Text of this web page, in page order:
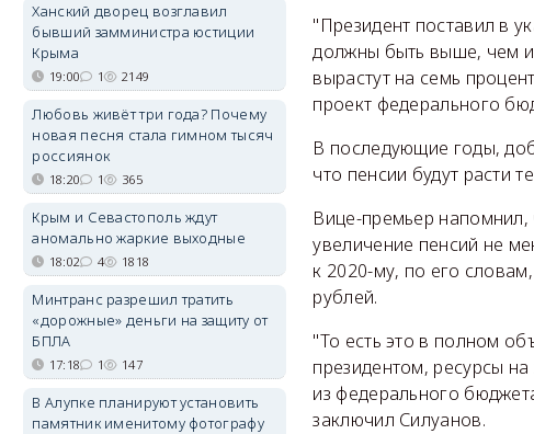
"Президент поставил в
должны быть выше, чем
вырастут на семь
проект федерального
В последующие годы,
что пенсии будут расти
Вице-премьер
увеличение пенсий не
к 2020-му, по его
рублей.
"То есть это в полном
президентом, ресурсы
из федерального
заключил Силуанов.
Ханский дворец возглавил
бывший замминистра юстиции
Крыма
19:00 1 2149
Любовь живёт три года? Почему
новая песня стала гимном тысяч
россиянок
18:20 1 365
Крым и Севастополь ждут
аномально жаркие выходные
18:02 4 1818
Минтранс разрешил тратить
«дорожные» деньги на защиту от
БПЛА
17:18 1 147
В Алупке планируют установить
памятник именитому фотографу